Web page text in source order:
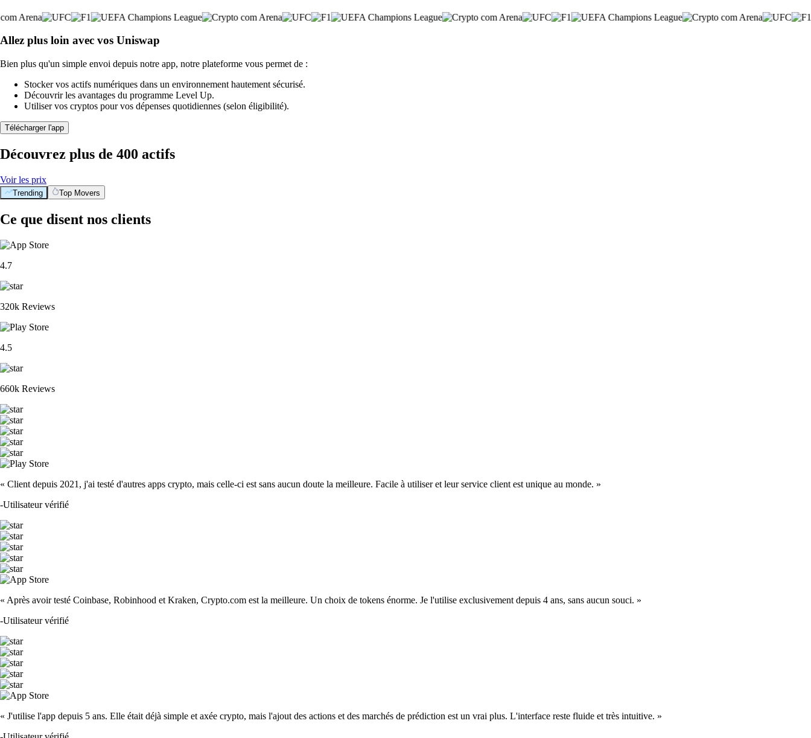
Allez plus loin avec vos Uniswap
Bien plus qu'un simple envoi depuis notre app, notre plateforme vous permet de :
Stocker vos actifs numériques dans un environnement hautement sécurisé.
Découvrir les avantages du programme Level Up.
Utiliser vos cryptos pour vos dépenses quotidiennes (selon éligibilité).
Télécharger l'app
Découvrez plus de 400 actifs
Voir les prix
Trending Top Movers
Ce que disent nos clients
4.7
320k Reviews
4.5
660k Reviews
« Client depuis 2021, j'ai testé d'autres apps crypto, mais celle-ci est sans aucun doute la meilleure. Facile à utiliser et leur service client est unique au monde. »
-Utilisateur vérifié
« Après avoir testé Coinbase, Robinhood et Kraken, Crypto.com est la meilleure. Un choix de tokens énorme. Je l'utilise exclusivement depuis 4 ans, sans aucun souci. »
-Utilisateur vérifié
« J'utilise l'app depuis 5 ans. Elle était déjà simple et axée crypto, mais l'ajout des actions et des marchés de prédiction est un vrai plus. L'interface reste fluide et très intuitive. »